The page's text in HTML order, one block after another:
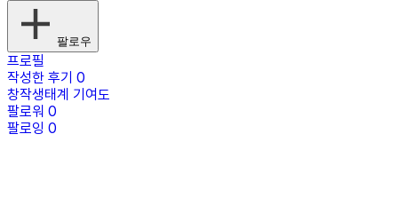
팔로우
프로필
작성한 후기 0
창작생태계 기여도
팔로워 0
팔로잉 0